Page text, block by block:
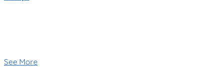
See More